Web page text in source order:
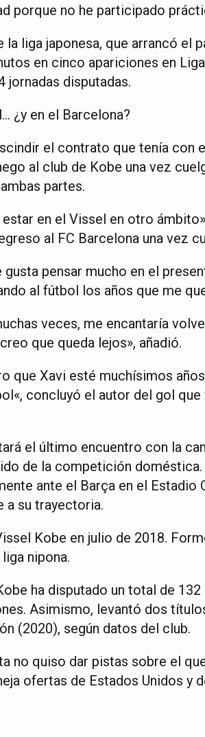
porque no he participado
la liga japonesa, que arrancó el
en cinco apariciones en
jornadas disputadas.
¿y en el Barcelona?
el contrato que tenía con
al club de Kobe una vez
partes.
en el Vissel en otro
al FC Barcelona una vez
gusta pensar mucho en el
al fútbol los años que me
veces, me encantaría
que queda lejos», añadió.
que Xavi esté muchísimos
concluyó el autor del gol
el último encuentro con la
de la competición
ante el Barça en el
a su trayectoria.
Kobe en julio de 2018.
nipona.
ha disputado un total de
Asimismo, levantó dos
(2020), según datos del club.
no quiso dar pistas sobre el
ofertas de Estados Unidos y